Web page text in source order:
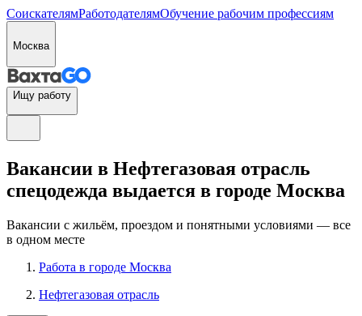
СоискателямРаботодателямОбучение рабочим профессиям
Москва
Ищу работу
Вакансии в Нефтегазовая отрасль
спецодежда выдается в городе Москва
Вакансии с жильём, проездом и понятными условиями — все
в одном месте
Работа в городе Москва
Нефтегазовая отрасль